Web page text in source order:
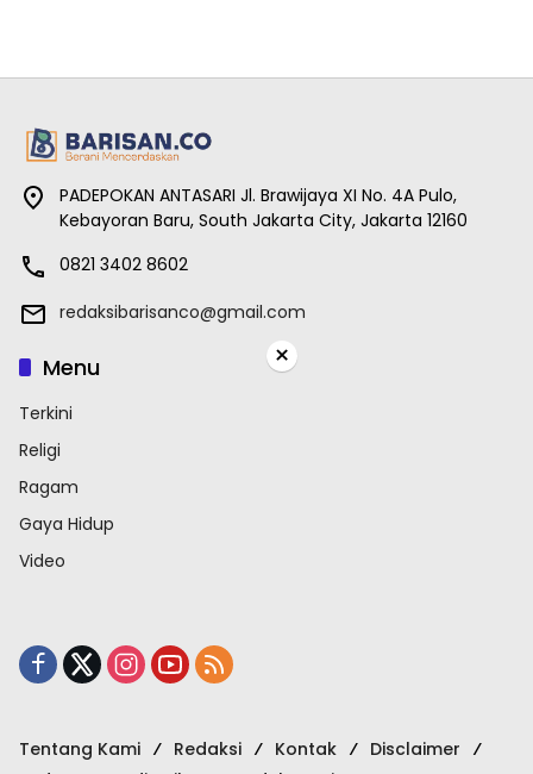
PADEPOKAN ANTASARI Jl. Brawijaya XI No. 4A Pulo,
Kebayoran Baru, South Jakarta City, Jakarta 12160
0821 3402 8602
redaksibarisanco@gmail.com
Menu
Terkini
Religi
Ragam
Gaya Hidup
Video
Tentang Kami Redaksi Kontak
Disclaimer
×